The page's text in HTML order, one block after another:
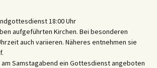
18:00 Uhr
aufgeführten Kirchen. Bei besonderen
auch variieren. Näheres entnehmen sie
Samstagabend ein Gottesdienst angeboten